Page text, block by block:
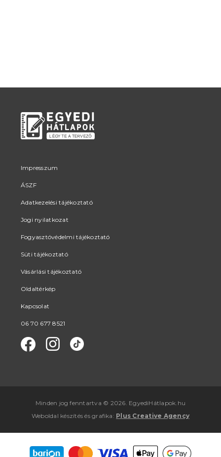
Impresszum
ÁSZF
Adatkezelési tájékoztató
Jogi nyilatkozat
Fogyasztóvédelmi tájékoztató
Süti tájékoztató
Vásárlási tájékoztató
Oldaltérkép
Kapcsolat
06 70 677 8521
Minden jog fenntartva © 2026. EgyediHátlapok.hu
Weboldal készítés ésgrafika : Plus Creative Agency